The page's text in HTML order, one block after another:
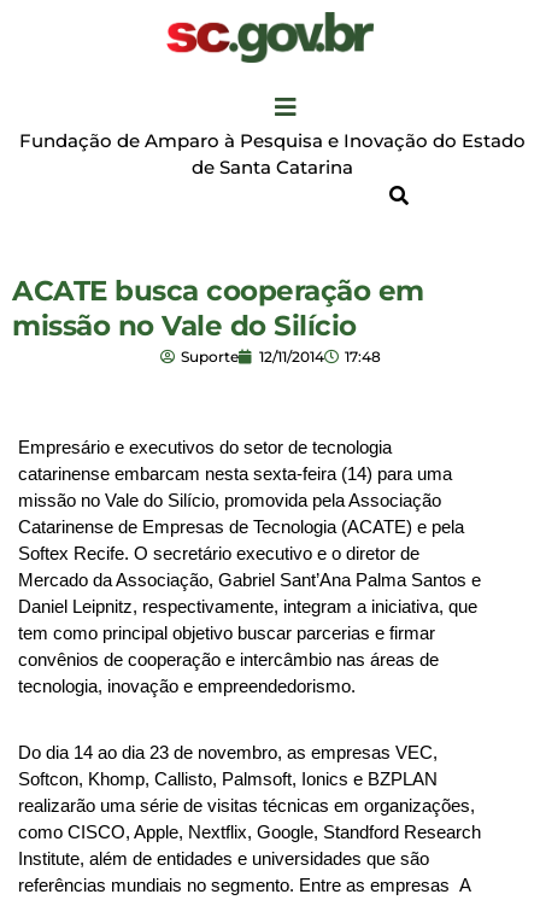
Fundação de Amparo à Pesquisa e Inovação do Estado
de Santa Catarina
ACATE busca cooperação em
missão no Vale do Silício
Suporte 12/11/2014 17:48
Empresário e executivos do setor de tecnologia
catarinense embarcam nesta sexta-feira (14) para uma
missão no Vale do Silício, promovida pela Associação
Catarinense de Empresas de Tecnologia (ACATE) e pela
Softex Recife. O secretário executivo e o diretor de
Mercado da Associação, Gabriel Sant’Ana Palma Santos e
Daniel Leipnitz, respectivamente, integram a iniciativa, que
tem como principal objetivo buscar parcerias e firmar
convênios de cooperação e intercâmbio nas áreas de
tecnologia, inovação e empreendedorismo.
Do dia 14 ao dia 23 de novembro, as empresas VEC,
Softcon, Khomp, Callisto, Palmsoft, Ionics e BZPLAN
realizarão uma série de visitas técnicas em organizações,
como CISCO, Apple, Nextflix, Google, Standford Research
Institute, além de entidades e universidades que são
referências mundiais no segmento. Entre as empresas  A